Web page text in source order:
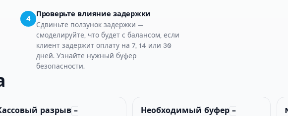
4
Проверьте влияние задержки
Сдвиньте ползунок задержки —
смоделируйте, что будет с балансом, если
клиент задержит оплату на 7, 14 или 30
дней. Узнайте нужный буфер
безопасности.
разрыв =
Необходимый буфер =